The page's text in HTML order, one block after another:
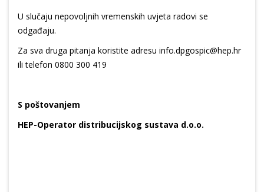
U slučaju nepovoljnih vremenskih uvjeta radovi se
odgađaju.
Za sva druga pitanja koristite adresu info.dpgospic@hep.hr
ili telefon 0800 300 419
S poštovanjem
HEP-Operator distribucijskog sustava d.o.o.